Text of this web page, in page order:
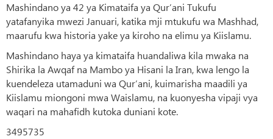
Mashindano ya 42 ya Kimataifa ya Qur’ani Tukufu
yatafanyika mwezi Januari, katika mji mtukufu wa Mashhad,
maarufu kwa historia yake ya kiroho na elimu ya Kiislamu.
Mashindano haya ya kimataifa huandaliwa kila mwaka na
Shirika la Awqaf na Mambo ya Hisani la Iran, kwa lengo la
kuendeleza utamaduni wa Qur’ani, kuimarisha maadili ya
Kiislamu miongoni mwa Waislamu, na kuonyesha vipaji vya
waqari na mahafidh kutoka duniani kote.
3495735